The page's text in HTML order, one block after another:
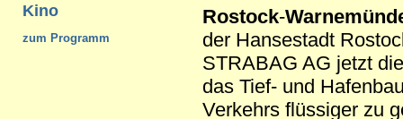
Kino
zum Programm
Rostock-
der Hansestadt
STRABAG AG jetzt
das Tief- und
Verkehrs flüssiger zu